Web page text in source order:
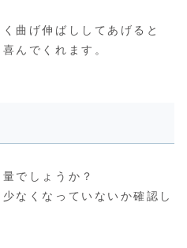
曲げ伸ばししてあげると
んでくれます。
でしょうか？
なくなっていないか確認し